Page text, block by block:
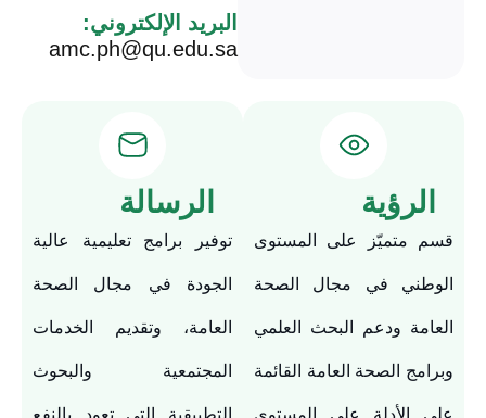
البريد الإلكتروني:
amc.ph@qu.edu.sa
الرؤية
قسم متميّز على المستوى
الوطني في مجال الصحة
العامة ودعم البحث العلمي
وبرامج الصحة العامة القائمة
على الأدلة على المستوى
الرسالة
توفير برامج تعليمية عالية
الجودة في مجال الصحة
العامة، وتقديم الخدمات
المجتمعية والبحوث
التطبيقية التي تعود بالنفع